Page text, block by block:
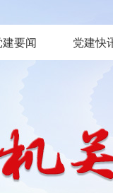
建要闻 党建快